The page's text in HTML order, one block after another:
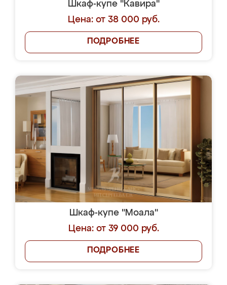
Шкаф-купе "Кавира"
Цена: от 38 000 руб.
ПОДРОБНЕЕ
Шкаф-купе "Моала"
Цена: от 39 000 руб.
ПОДРОБНЕЕ